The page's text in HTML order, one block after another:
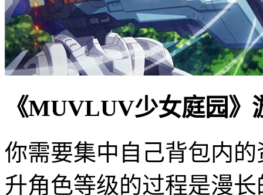
《MUVLUV少女庭园》
你需要集中自己背包内
升角色等级的过程是漫